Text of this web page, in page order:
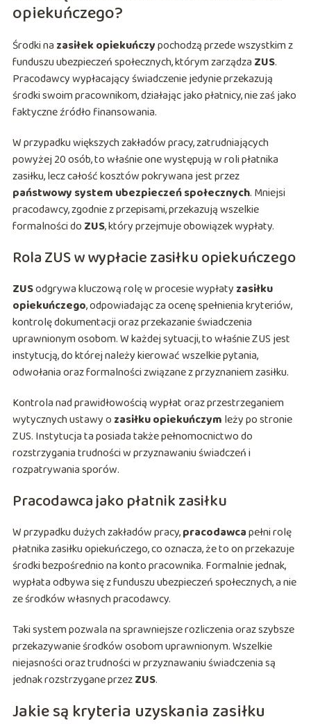
opiekuńczego?
Środki na zasiłek opiekuńczypochodzą przede wszystkim z
funduszu ubezpieczeń społecznych, którym zarządza ZUS.
Pracodawcy wypłacający świadczenie jedynie przekazują
środki swoim pracownikom, działając jako płatnicy, nie zaś jako
faktyczne źródło finansowania.
W przypadku większych zakładów pracy, zatrudniających
powyżej 20 osób, to właśnie one występują w roli płatnika
zasiłku, lecz całość kosztów pokrywana jest przez
państwowy system ubezpieczeń społecznych. Mniejsi
pracodawcy, zgodnie z przepisami, przekazują wszelkie
formalności do ZUS, który przejmuje obowiązek wypłaty.
Rola ZUS w wypłacie zasiłku opiekuńczego
ZUSodgrywa kluczową rolę w procesie wypłaty zasiłku
opiekuńczego, odpowiadając za ocenę spełnienia kryteriów,
kontrolę dokumentacji oraz przekazanie świadczenia
uprawnionym osobom. W każdej sytuacji, to właśnie ZUS jest
instytucją, do której należy kierować wszelkie pytania,
odwołania oraz formalności związane z przyznaniem zasiłku.
Kontrola nad prawidłowością wypłat oraz przestrzeganiem
wytycznych ustawy o zasiłku opiekuńczym leży po stronie
ZUS. Instytucja ta posiada także pełnomocnictwo do
rozstrzygania trudności w przyznawaniu świadczeń i
rozpatrywania sporów.
Pracodawca jako płatnik zasiłku
W przypadku dużych zakładów pracy,pracodawcapełni rolę
płatnika zasiłku opiekuńczego, co oznacza, że to on przekazuje
środki bezpośrednio na konto pracownika. Formalnie jednak,
wypłata odbywa się z funduszu ubezpieczeń społecznych, a nie
ze środków własnych pracodawcy.
Taki system pozwala na sprawniejsze rozliczenia oraz szybsze
przekazywanie środków osobom uprawnionym. Wszelkie
niejasności oraz trudności w przyznawaniu świadczenia są
jednak rozstrzygane przezZUS.
Jakie są kryteria uzyskania zasiłku